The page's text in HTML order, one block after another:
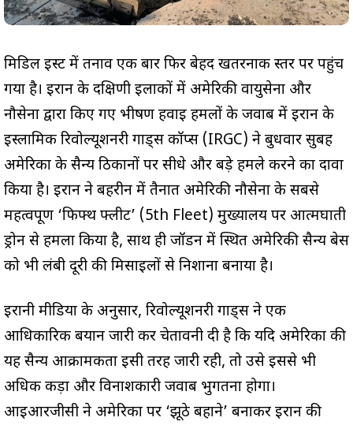
मिडिल ईस्ट में तनाव एक बार फिर बेहद खतरनाक स्तर पर पहुंच
गया है। ईरान के दक्षिणी इलाकों में अमेरिकी वायुसेना और
नौसेना द्वारा किए गए भीषण हवाई हमलों के जवाब में ईरान के
इस्लामिक रिवोल्यूशनरी गार्ड्स कॉर्प्स (IRGC) ने बुधवार सुबह
अमेरिका के सैन्य ठिकानों पर सीधे और बड़े हमले करने का दावा
किया है। ईरान ने बहरीन में तैनात अमेरिकी नौसेना के सबसे
महत्वपूर्ण ‘फिफ्थ फ्लीट’ (5th Fleet) मुख्यालय पर आत्मघाती
ड्रोन से हमला किया है, साथ ही जॉर्डन में स्थित अमेरिकी सैन्य बेस
को भी लंबी दूरी की मिसाइलों से निशाना बनाया है।
ईरानी मीडिया के अनुसार, रिवोल्यूशनरी गार्ड्स ने एक
आधिकारिक बयान जारी कर चेतावनी दी है कि यदि अमेरिका की
यह सैन्य आक्रामकता इसी तरह जारी रही, तो उसे इससे भी
अधिक कड़ा और विनाशकारी जवाब भुगतना होगा।
आईआरजीसी ने अमेरिका पर ‘झूठे बहाने’ बनाकर ईरान की